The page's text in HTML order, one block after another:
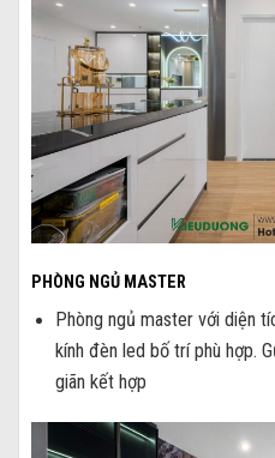
PHÒNG NGỦ MASTER
Phòng ngủ master với diện
kính đèn led bố trí phù hợp.
giãn kết hợp